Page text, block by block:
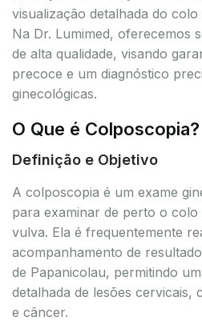
visualização detalhada do
Na Dr. Lumimed, oferecemos
de alta qualidade, visando
precoce e um diagnóstico
ginecológicas.
O Que é Colposcopia?
Definição e Objetivo
A colposcopia é um exame
para examinar de perto o
vulva. Ela é frequentemente
acompanhamento de
de Papanicolau, permitindo
detalhada de lesões cervicais,
e câncer.